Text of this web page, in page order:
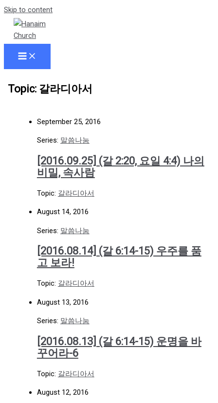
Skip to content
Topic: 갈라디아서
September 25, 2016
Series: 말씀나눔
[2016.09.25] (갈 2:20, 요일 4:4) 나의
비밀, 속사람
Topic: 갈라디아서
August 14, 2016
Series: 말씀나눔
[2016.08.14] (갈 6:14-15) 우주를 품
고 보라!
Topic: 갈라디아서
August 13, 2016
Series: 말씀나눔
[2016.08.13] (갈 6:14-15) 운명을 바
꾸어라-6
Topic: 갈라디아서
August 12, 2016